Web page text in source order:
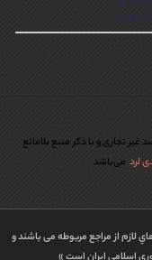
غیر تجاری و با ذکر منبع بلامانع
لرد می‌باشد
لازم از مراجع مربوطه می باشند و